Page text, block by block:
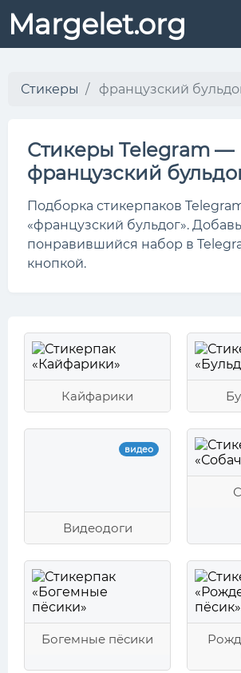
Margelet.org
Стикеры французский
Стикеры Telegram —
французский
Подборка стикерпаков
«французский бульдог».
понравившийся набор в
кнопкой.
Кайфарики
видео
Видеодоги
Богемные пёсики